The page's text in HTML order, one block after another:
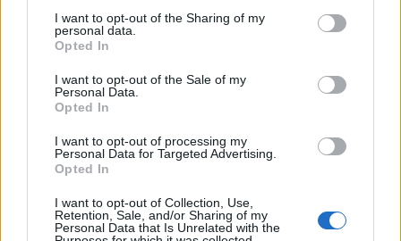
not limited to your visit or usage behaviour. You may click to
grant or deny consent to Google and its third-party tags to
use your data for below specified purposes in below Google
consent section.
I want to opt-out of the Sharing of my
personal data.
Opted In
I want to opt-out of the Sale of my
Personal Data.
Opted In
I want to opt-out of processing my
Personal Data for Targeted Advertising.
Opted In
I want to opt-out of Collection, Use,
Retention, Sale, and/or Sharing of my
Personal Data that Is Unrelated with the
खानामा पोषण थप्ने धेरै तरिकाहरू प्रदान गर्छन्। स्वाद र स्वास्थ्य
लाभहरूको विस्फोटको लागि तिनीहरूलाई काँचै खानुहोस्।
फलफूलको सलादको लागि स्लाइसमा काटेर हेर्नुहोस्। यसले एक
अद्वितीय स्वाद थप्छ र तपाईंको खानालाई पनि राम्रो देखाउँछ।
लागि तिनीहरू पालुङ्गो, केरा र दहीसँग राम्रोसँग मिसिन्छन्। रमाइलो
ट्विस्टको लागि तपाईं तिनीहरूलाई ग्रिल गरिएको चिकन सलादमा पनि
किवीहरू मिठाईका लागि पनि उपयुक्त हुन्छन्। फलफूलको टार्टको लागि